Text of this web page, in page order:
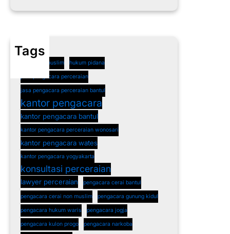
Tags
cerai non muslim hukum pidana
jasa pengacara perceraian
jasa pengacara perceraian bantul
kantor pengacara
kantor pengacara bantul
kantor pengacara perceraian wonosari
kantor pengacara wates
kantor pengacara yogyakarta
konsultasi perceraian
lawyer perceraian pengacara cerai bantul
pengacara cerai non muslim pengacara gunung kidul
pengacara hukum waris pengacara jogja
pengacara kulon progo pengacara narkoba